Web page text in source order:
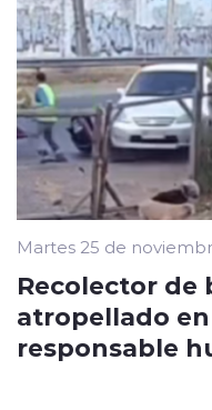
Martes 25 de
Recolector de
atropellado
responsable